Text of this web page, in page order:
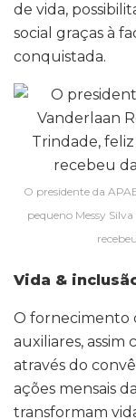
de vida,
social graças à
conquistada.
O presidente da
pequeno Messy
Vida &
O fornecimento
auxiliares, assim
através do
ações mensais
transformam